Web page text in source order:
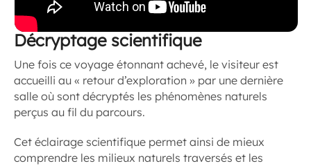
Décryptage scientifique
Une fois ce voyage étonnant achevé, le visiteur est
accueilli au « retour d’exploration » par une dernière
salle où sont décryptés les phénomènes naturels
perçus au fil du parcours.
Cet éclairage scientifique permet ainsi de mieux
comprendre les milieux naturels traversés et les